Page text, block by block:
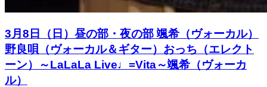
3月8日（日）昼の部・夜の部 颯希（ヴォーカル）
野良唄（ヴォーカル＆ギター）おっち（エレクト
ーン）～LaLaLa Live♩=Vita～颯希（ヴォーカ
ル）